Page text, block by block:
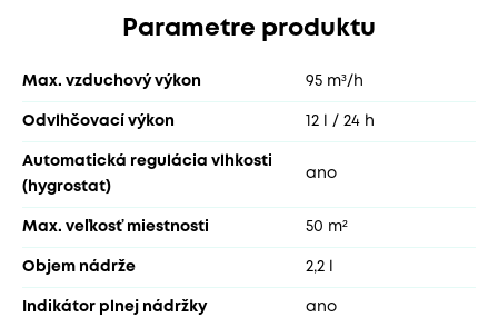
Parametre produktu
Max. vzduchový výkon 95 m³/h
Odvlhčovací výkon 12 l / 24 h
Automatická regulácia vlhkosti
(hygrostat)
ano
Max. veľkosť miestnosti 50 m²
Objem nádrže 2,2 l
Indikátor plnej nádržky ano